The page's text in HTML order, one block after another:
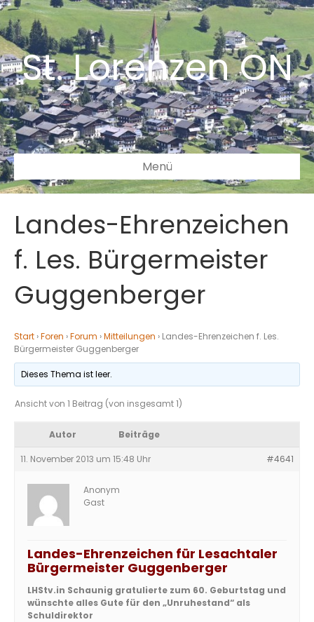
St. Lorenzen ON
Menü
Landes-Ehrenzeichen
f. Les. Bürgermeister
Guggenberger
Start ›Foren ›Forum ›Mitteilungen › Landes-Ehrenzeichen f. Les.
Bürgermeister Guggenberger
Dieses Thema ist leer.
Ansicht von 1 Beitrag (von insgesamt 1)
Autor Beiträge
11. November 2013 um 15:48 Uhr #4641
Anonym
Gast
Landes-Ehrenzeichen für Lesachtaler
Bürgermeister Guggenberger
LHStv.in Schaunig gratulierte zum 60. Geburtstag und
wünschte alles Gute für den „Unruhestand“ als
Schuldirektor